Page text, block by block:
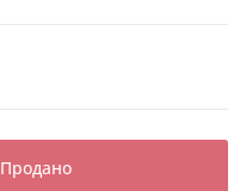
Продано